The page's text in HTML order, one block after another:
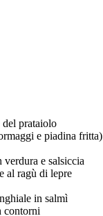
del prataiolo
e piadina fritta)
verdura e salsiccia
al ragù di lepre
in salmì
contorni